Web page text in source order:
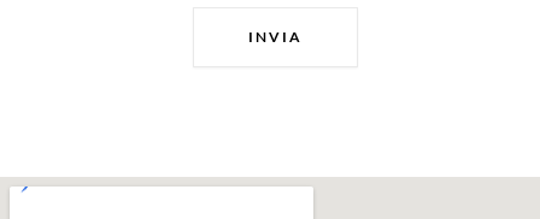
INVIA